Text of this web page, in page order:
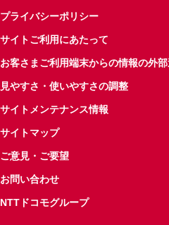
プライバシーポリシー
サイトご利用にあたって
お客さまご利用端末からの情報の外
見やすさ・使いやすさの調整
サイトメンテナンス情報
サイトマップ
ご意見・ご要望
お問い合わせ
NTTドコモグループ